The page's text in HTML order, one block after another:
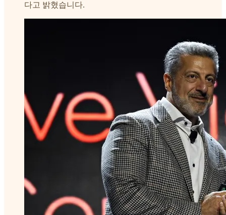
다고 밝혔습니다.